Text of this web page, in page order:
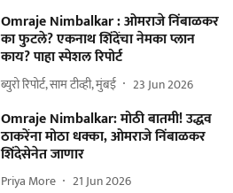
Omraje Nimbalkar : ओमराजे निंबाळकर
का फुटले? एकनाथ शिंदेंचा नेमका प्लान
काय? पाहा स्पेशल रिपोर्ट
ब्युरो रिपोर्ट, साम टीव्ही, मुंबई 23 Jun 2026
Omraje Nimbalkar: मोठी बातमी! उद्धव
ठाकरेंना मोठा धक्का, ओमराजे निंबाळकर
शिंदेसेनेत जाणार
Priya More 21 Jun 2026